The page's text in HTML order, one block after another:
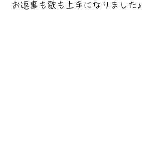
お返事も歌も上手になりました♪